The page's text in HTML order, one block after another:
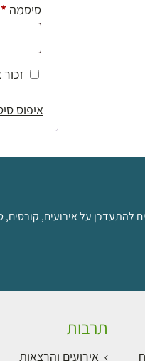
סיסמה*
זכור
איפוס
להתעדכן על אירועים,
תרבות
אירועים והרצאות